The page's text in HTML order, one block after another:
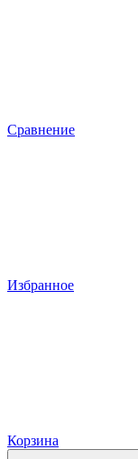
Сравнение
Избранное
Корзина